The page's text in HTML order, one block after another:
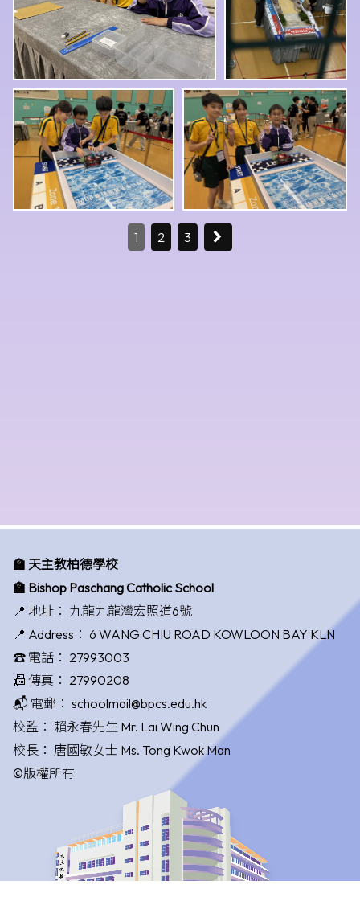
1 2 3
🏫 天主教柏德學校
🏫 Bishop Paschang Catholic School
📍 地址： 九龍九龍灣宏照道6號
📍 Address： 6 WANG CHIU ROAD KOWLOON BAY KLN
☎️ 電話： 27993003
📠 傳真： 27990208
📬 電郵： schoolmail@bpcs.edu.hk
校監： 賴永春先生 Mr. Lai Wing Chun
校長： 唐國敏女士 Ms. Tong Kwok Man
©版權所有